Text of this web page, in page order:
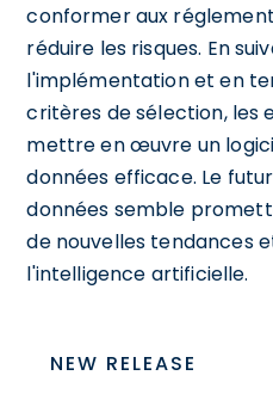
conformer aux
réduire les risques. En
l'implémentation et en
critères de sélection, les
mettre en œuvre un
données efficace. Le
données semble
de nouvelles tendances
l'intelligence artificielle.
NEW RELEASE